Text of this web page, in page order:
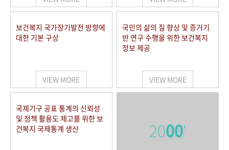
보건복지 국가장기발전 방향에
대한 기본 구상
VIEW MORE
국민의 삶의 질 향상 및 증거기
반 연구 수행을 위한 보건복지
정보 제공
VIEW MORE
국제기구 공표 통계의 신뢰성
및 정책 활용도 제고를 위한 보
건복지 국제통계 생산
2000'